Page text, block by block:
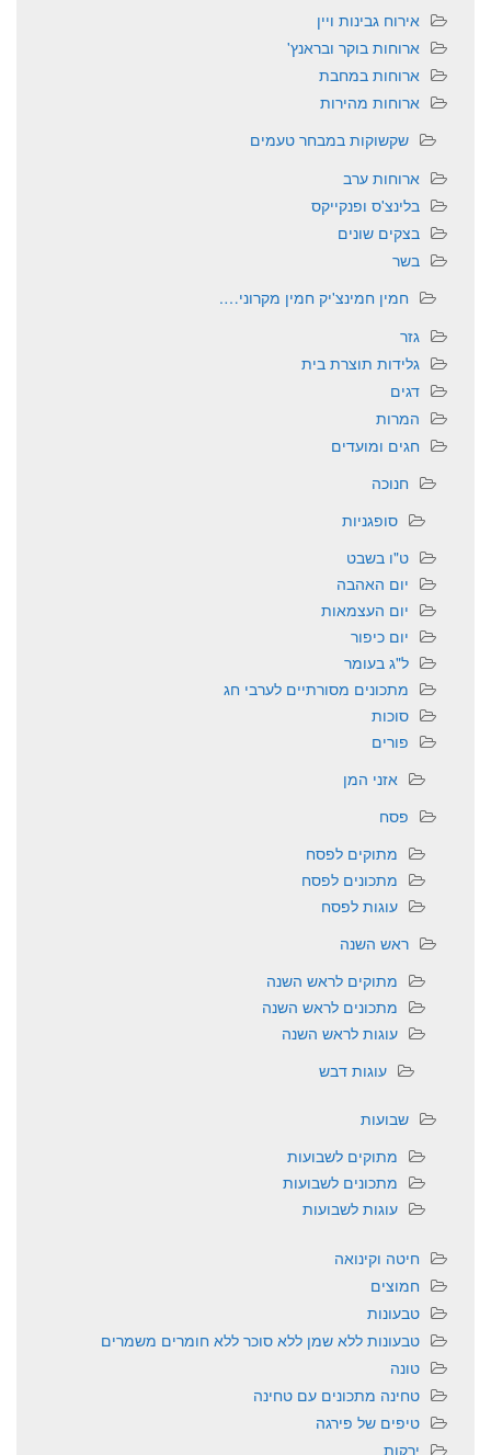
אירוח גבינות ויין
ארוחות בוקר ובראנץ'
ארוחות במחבת
ארוחות מהירות
שקשוקות במבחר טעמים
ארוחות ערב
בלינצ'ס ופנקייקס
בצקים שונים
בשר
חמין חמינצ'יק חמין מקרוני….
גזר
גלידות תוצרת בית
דגים
המרות
חגים ומועדים
חנוכה
סופגניות
ט"ו בשבט
יום האהבה
יום העצמאות
יום כיפור
ל"ג בעומר
מתכונים מסורתיים לערבי חג
סוכות
פורים
אזני המן
פסח
מתוקים לפסח
מתכונים לפסח
עוגות לפסח
ראש השנה
מתוקים לראש השנה
מתכונים לראש השנה
עוגות לראש השנה
עוגות דבש
שבועות
מתוקים לשבועות
מתכונים לשבועות
עוגות לשבועות
חיטה וקינואה
חמוצים
טבעונות
טבעונות ללא שמן ללא סוכר ללא חומרים משמרים
טונה
טחינה מתכונים עם טחינה
טיפים של פירגה
ירקות